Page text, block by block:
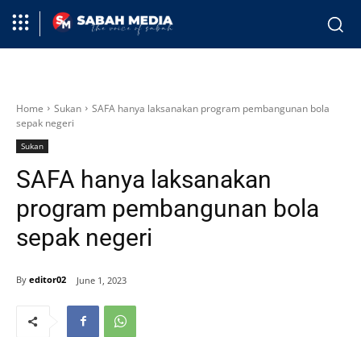
Home Sukan
SAFA hanya laksanakan program pembangunan bola
sepak negeri
Sukan
SAFA hanya laksanakan
program pembangunan bola
sepak negeri
By editor02 June 1, 2023